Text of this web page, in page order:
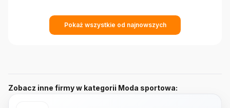
Pokaż wszystkie od najnowszych
Zobacz inne firmy w kategorii Moda sportowa: